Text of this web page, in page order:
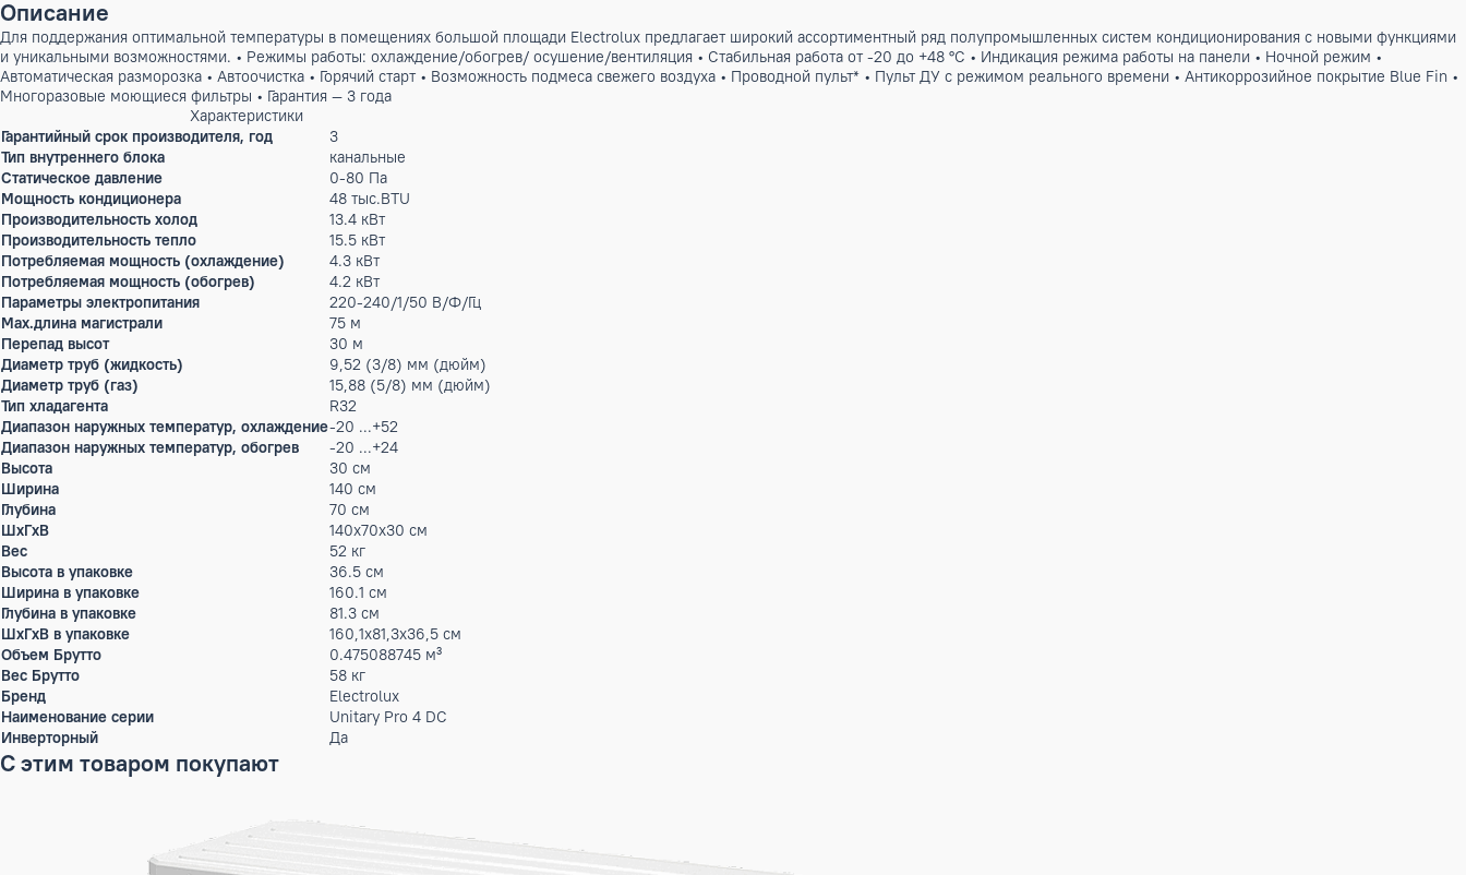
Бренд:Electrolux
Артикул: X-00012785
103 000 ₽
Под заказ
Описание
Для поддержания оптимальной температуры в помещениях большой площади Electrolux предлагает широкий ассортиментный ряд полупромышленных систем кондиционирования
и уникальными возможностями. • Режимы работы: охлаждение/обогрев/ осушение/вентиляция • Стабильная работа от -20 до +48 °C • Индикация режима работы на панели •
Автоматическая разморозка • Автоочистка • Горячий старт • Возможность подмеса свежего воздуха • Проводной пульт* • Пульт ДУ с режимом реального времени •
Многоразовые моющиеся фильтры • Гарантия — 3 года
Характеристики
Гарантийный срок производителя, год
3
Тип внутреннего блока
Статическое давление
0-80 Па
Мощность кондиционера
48 тыс.BTU
Производительность холод
Производительность тепло
15.5 кВт
Потребляемая мощность (охлаждение)
4.3 кВт
Потребляемая мощность (обогрев)
4.2 кВт
Параметры электропитания
220-240/1/50 В/Ф/Гц
Max.длина магистрали
75 м
Перепад высот
30 м
Диаметр труб (жидкость)
9,52 (3/8) мм (дюйм)
Диаметр труб (газ)
15,88 (5/8) мм (дюйм)
Тип хладагента
R32
Диапазон наружных температур, охлаждение-20 ...+52
Диапазон наружных температур, обогрев
-20 ...+24
Высота
Ширина
140 см
Глубина
70 см
ШxГxВ
Вес
81.3 см